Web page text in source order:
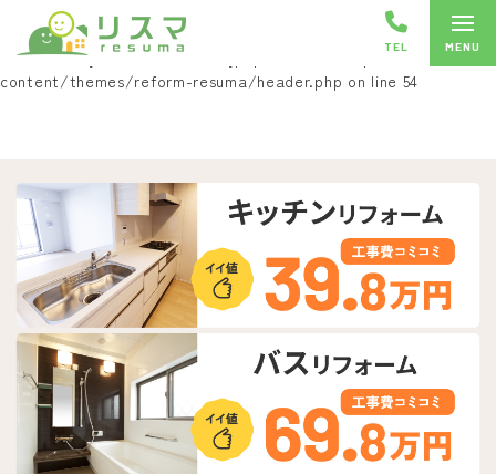
Warning: Undefined array key "HTTP_ACCEPT_LANGUAGE" in
/home/toeijs/reform-resuma.jp/public_html/wp-
content/themes/reform-resuma/header.php on line 54
TEL